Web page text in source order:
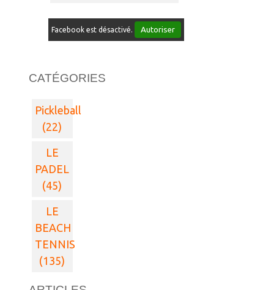
Facebook est désactivé. Autoriser
CATÉGORIES
Pickleball
(22)
LE
PADEL
(45)
LE
BEACH
TENNIS
(135)